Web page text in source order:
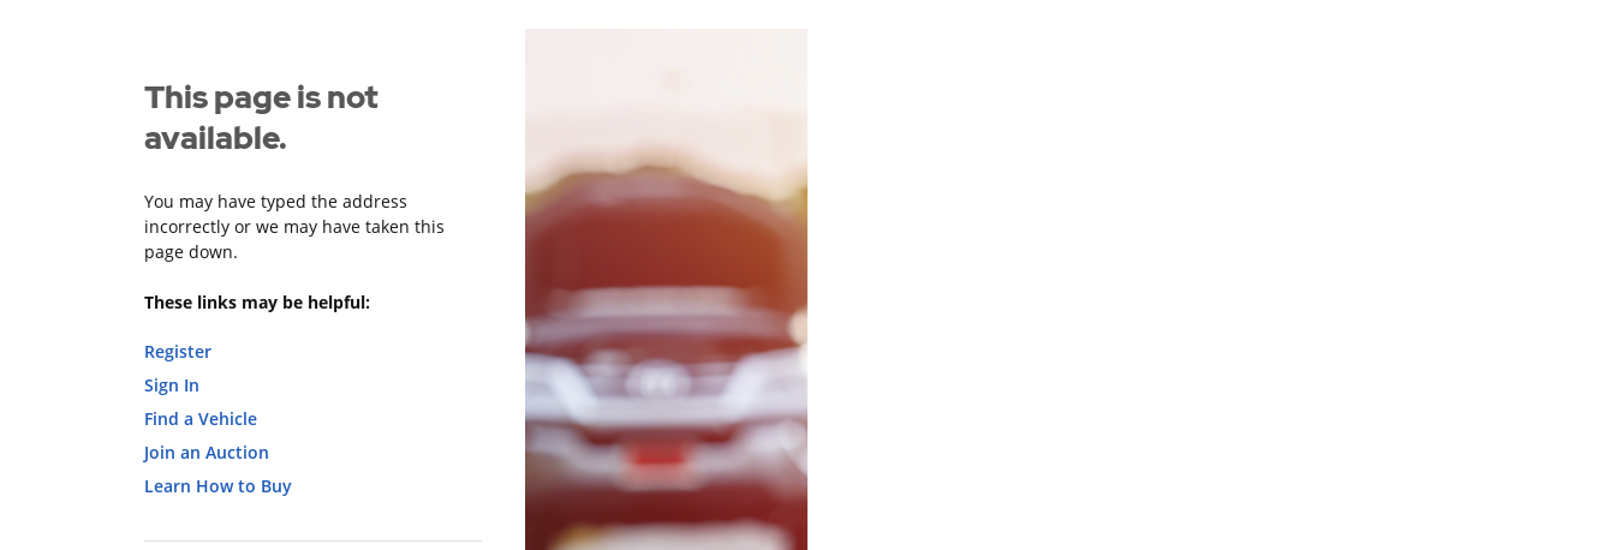
This page is not
available.
You may have typed the address
incorrectly or we may have taken this
page down.
These links may be helpful:
Register
Sign In
Find a Vehicle
Join an Auction
Learn How to Buy